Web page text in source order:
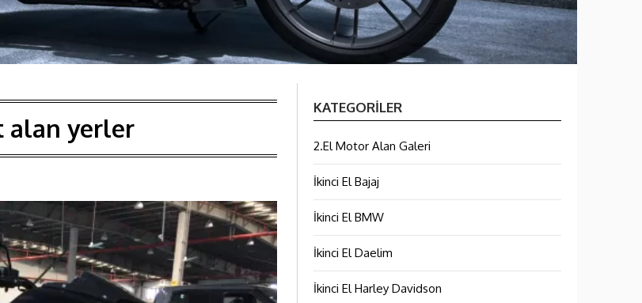
alan yerler
KATEGORILER
2.El Motor Alan Galeri
İkinci El Bajaj
İkinci El BMW
İkinci El Daelim
İkinci El Harley Davidson